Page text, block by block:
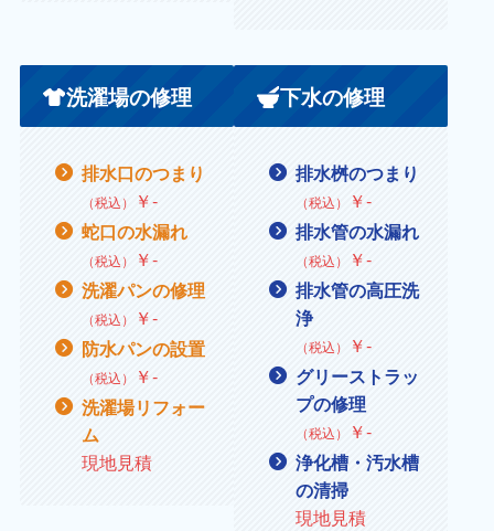
洗濯場の修理
排水口のつまり
（税込） ￥‐
蛇口の水漏れ
（税込） ￥‐
洗濯パンの修理
（税込） ￥‐
防水パンの設置
（税込） ￥‐
洗濯場リフォー
ム
現地見積
下水の修理
排水桝のつまり
（税込） ￥‐
排水管の水漏れ
（税込） ￥‐
排水管の高圧洗
浄
（税込） ￥‐
グリーストラッ
プの修理
（税込） ￥‐
浄化槽・汚水槽
の清掃
現地見積